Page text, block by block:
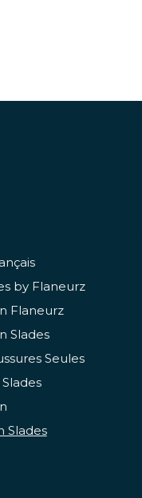
by Flaneurz
Flaneurz
Slades
Seules
Slades